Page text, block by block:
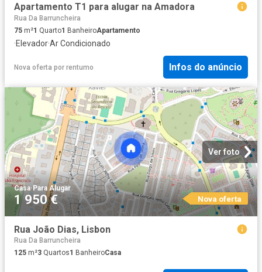
Apartamento T1 para alugar na Amadora
Rua Da Barruncheira
75 m²1 Quarto1 BanheiroApartamento
·Elevador·Ar Condicionado
Nova oferta por rentumo Infos do anúncio
Ver foto
Casa·Para Alugar
1 950 € Nova oferta
Rua João Dias, Lisbon
Rua Da Barruncheira
125 m²3 Quartos1 BanheiroCasa